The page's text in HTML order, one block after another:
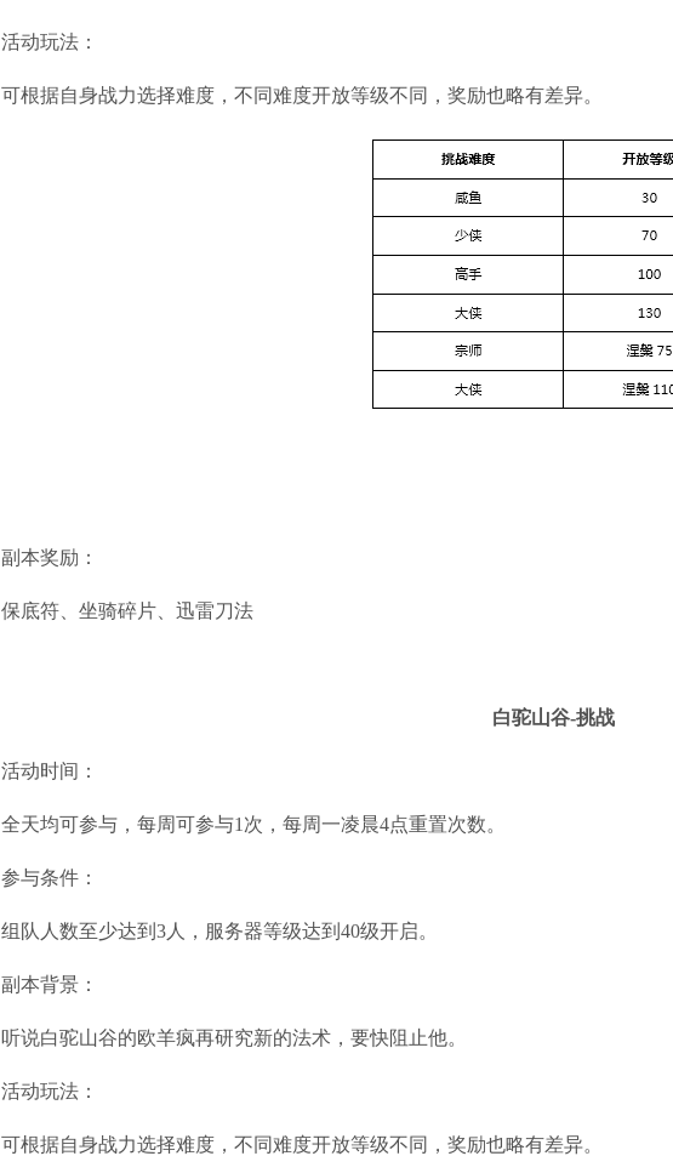
活动玩法：
可根据自身战力选择难度，不同难度开放等级不同，奖励也略有差异。
副本奖励：
保底符、坐骑碎片、迅雷刀法
白驼山谷-挑战
活动时间：
全天均可参与，每周可参与1次，每周一凌晨4点重置次数。
参与条件：
组队人数至少达到3人，服务器等级达到40级开启。
副本背景：
听说白驼山谷的欧羊疯再研究新的法术，要快阻止他。
活动玩法：
可根据自身战力选择难度，不同难度开放等级不同，奖励也略有差异。